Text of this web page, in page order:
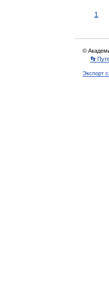
1
©
👣
Экспорт